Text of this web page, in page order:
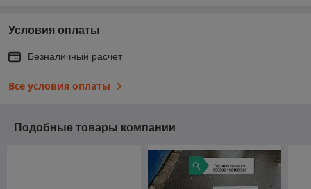
Условия оплаты
Безналичный расчет
Все условия оплаты
Подобные товары компании